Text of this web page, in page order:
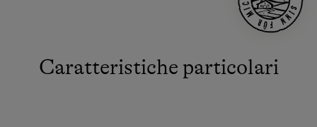
Caratteristiche particolari